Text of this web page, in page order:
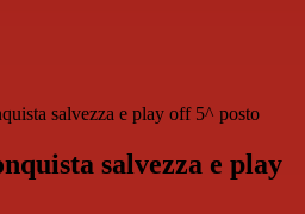
salvezza e play off 5^ posto
salvezza e play